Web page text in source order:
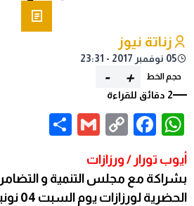
زناتة نيوز
05 نوفمبر 2017 - 23:31
حجم الخط +
-
2 دقائق للقراءة
WhatsApp
Facebook
Copy
Gmail
أيوب تورار / ورزازات
بشراكة مع مجلس التنمية و